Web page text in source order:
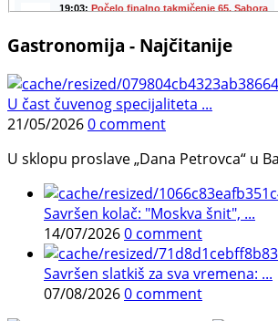
Gastronomija - Najčitanije
U čast čuvenog specijaliteta ...
21/05/20260 comment
U sklopu proslave „Dana Petrovca“ u
Savršen kolač: "Moskva šnit", ...
14/07/20260 comment
Savršen slatkiš za sva vremena: ...
07/08/20260 comment